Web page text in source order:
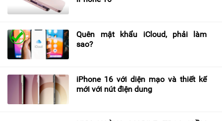
Quên mật khẩu iCloud, phải làm
sao?
iPhone 16 với diện mạo và thiết kế
mới với nút điện dung